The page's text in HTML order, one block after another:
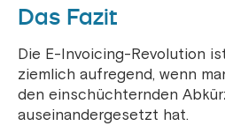
Das Fazit
Die E-Invoicing-Revolution
ziemlich aufregend, wenn
den einschüchternden
auseinandergesetzt hat.